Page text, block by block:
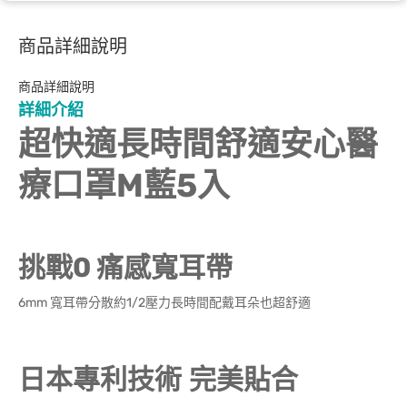
商品詳細說明
商品詳細說明
詳細介紹
超快適長時間舒適安心醫
療口罩M藍5入
挑戰0 痛感寬耳帶
6mm 寬耳帶分散約1/2壓力長時間配戴耳朵也超舒適
日本專利技術 完美貼合